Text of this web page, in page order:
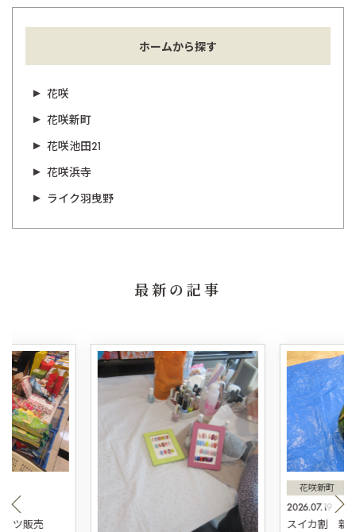
ホームから探す
花咲
花咲新町
花咲池田21
花咲浜寺
ライク羽曳野
最新の記事
ーツ販売
2026.07.19
花咲新町
スイカ割 新